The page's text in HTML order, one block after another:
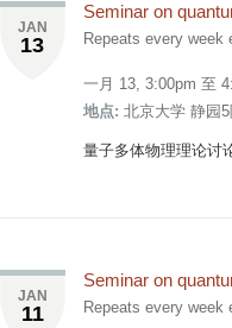
JAN
13
Seminar on
Repeats every week
一月 13, 3:00pm 至
地点: 北京大学 静园
量子多体物理理论讨
JAN
11
Seminar on
Repeats every week